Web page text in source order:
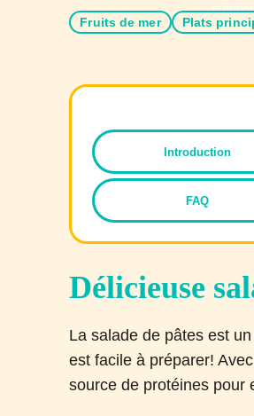
Fruits de mer Plats
Introduction
FAQ
Délicieuse
La salade de pâtes est
est facile à préparer!
source de protéines pour